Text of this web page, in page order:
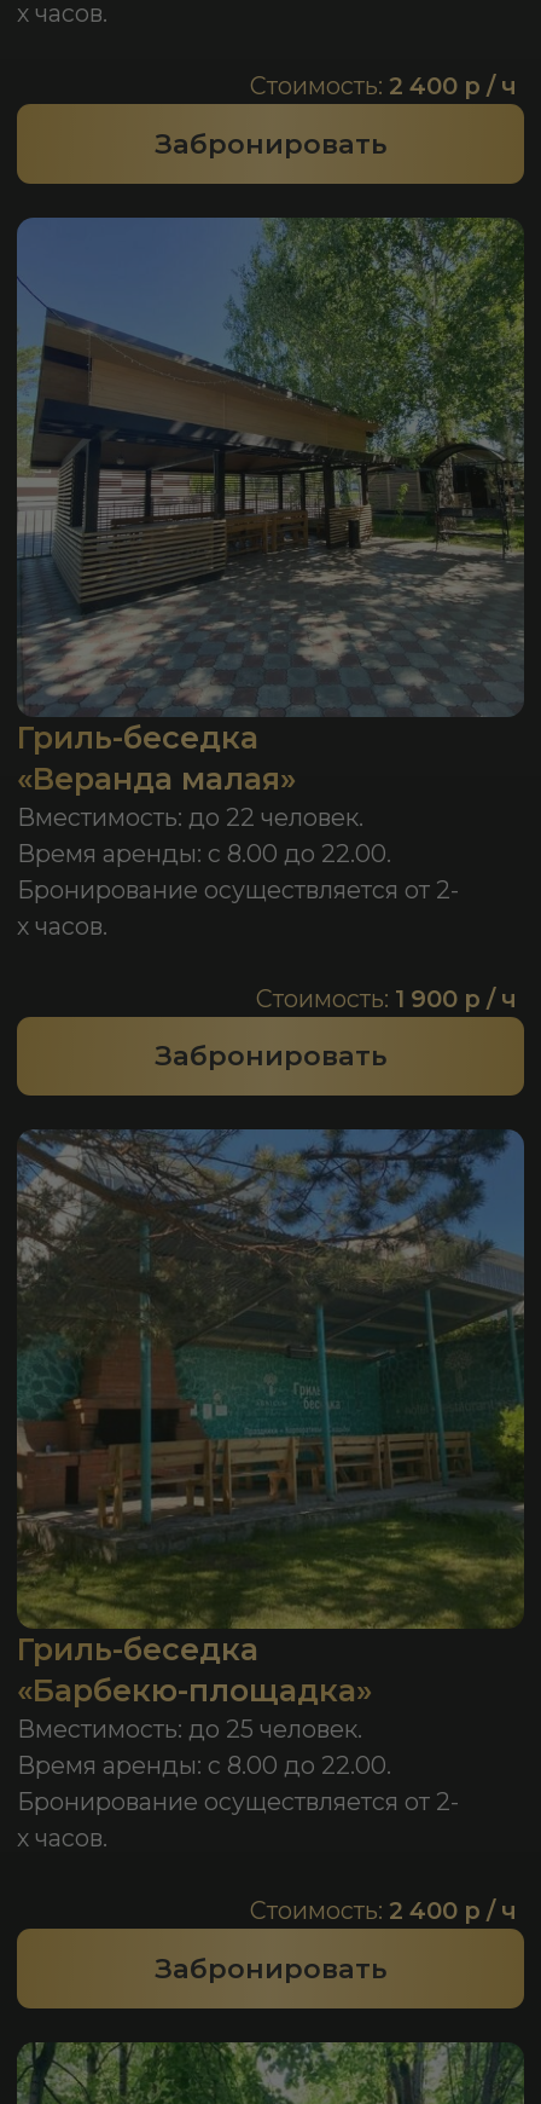
Вместимость: до 10 человек.
Стоимость: 1 300 р / ч
Забронировать
Гриль-беседка
«Зелёная большая»
Вместимость: до 15 человек.
Время аренды: с 8.00 до 22.00.
Бронирование осуществляется от 2-
х часов.
Стоимость:1 400 р / ч
Забронировать